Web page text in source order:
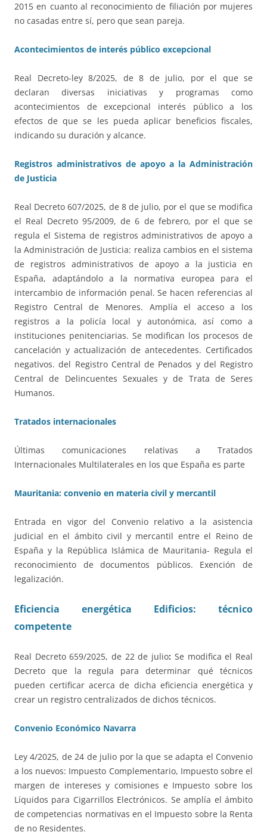
2015 en cuanto al reconocimiento de filiación por mujeres
no casadas entre sí, pero que sean pareja.
Acontecimientos de interés público excepcional
Real Decreto-ley 8/2025, de 8 de julio, por el que se
declaran diversas iniciativas y programas como
acontecimientos de excepcional interés público a los
efectos de que se les pueda aplicar beneficios fiscales,
indicando su duración y alcance.
Registros administrativos de apoyo a la Administración
de Justicia
Real Decreto 607/2025, de 8 de julio, por el que se modifica
el Real Decreto 95/2009, de 6 de febrero, por el que se
regula el Sistema de registros administrativos de apoyo a
la Administración de Justicia: realiza cambios en el sistema
de registros administrativos de apoyo a la justicia en
España, adaptándolo a la normativa europea para el
intercambio de información penal. Se hacen referencias al
Registro Central de Menores. Amplía el acceso a los
registros a la policía local y autonómica, así como a
instituciones penitenciarias. Se modifican los procesos de
cancelación y actualización de antecedentes. Certificados
negativos. del Registro Central de Penados y del Registro
Central de Delincuentes Sexuales y de Trata de Seres
Humanos.
Tratados internacionales
Últimas comunicaciones relativas a Tratados
Internacionales Multilaterales en los que España es parte
Mauritania: convenio en materia civil y mercantil
Entrada en vigor del Convenio relativo a la asistencia
judicial en el ámbito civil y mercantil entre el Reino de
España y la República Islámica de Mauritania- Regula el
reconocimiento de documentos públicos. Exención de
legalización.
Eficiencia energética Edificios: técnico
competente
Real Decreto 659/2025, de 22 de julio: Se modifica el Real
Decreto que la regula para determinar qué técnicos
pueden certificar acerca de dicha eficiencia energética y
crear un registro centralizados de dichos técnicos.
Convenio Económico Navarra
Ley 4/2025, de 24 de julio por la que se adapta el Convenio
a los nuevos: Impuesto Complementario, Impuesto sobre el
margen de intereses y comisiones e Impuesto sobre los
Líquidos para Cigarrillos Electrónicos. Se amplía el ámbito
de competencias normativas en el Impuesto sobre la Renta
de no Residentes.